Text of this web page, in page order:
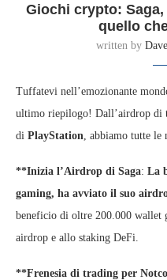
Giochi crypto:
quello
written by Dave
Tuffatevi nell’emozionante
ultimo riepilogo! Dall’airdrop di
di PlayStation , abbiamo tutte le
**Inizia l’Airdrop di Saga: La
gaming, ha avviato il suo
beneficio di oltre 200.000 wallet
airdrop e allo staking DeFi.
**Frenesia di trading per